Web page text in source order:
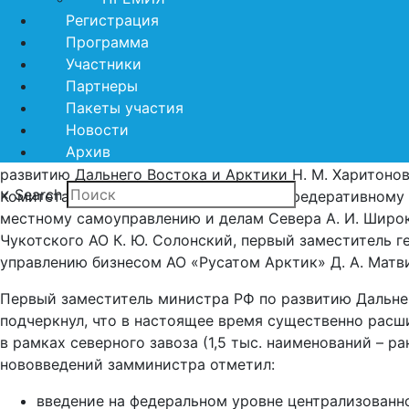
Регистрация
Программа
Участники
Партнеры
Пакеты участия
Новости
Архив
× Search
первые итоги реализации ФЗ «О северном завозе».
В мероприятии приняла участие руководитель
технологического, делового и образовательного
Дальнего Востока и Арктики (МРПА)» Т. И. Мордасова.
На пленарной сессии выступили первый
Востока и Арктики Г. Г. Гусейнов, председатель
развитию Дальнего Востока и Арктики Н. М.
Комитета совета Федерации ФС РФ по федеративному
местному самоуправлению и делам Севера А. И.
Чукотского АО К. Ю. Солонский, первый заместитель
управлению бизнесом АО «Русатом Арктик» Д. А.
Первый заместитель министра РФ по развитию
подчеркнул, что в настоящее время существенно
в рамках северного завоза (1,5 тыс. наименований –
нововведений замминистра отметил:
введение на федеральном уровне